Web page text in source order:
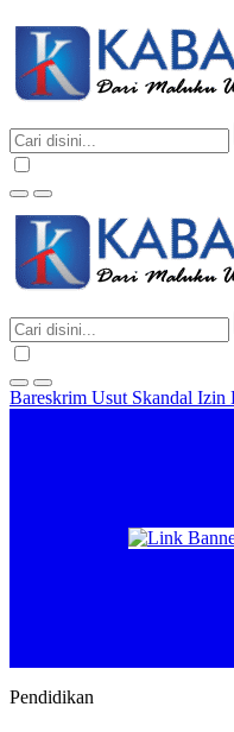
Bareskrim Usut Skandal
Pendidikan